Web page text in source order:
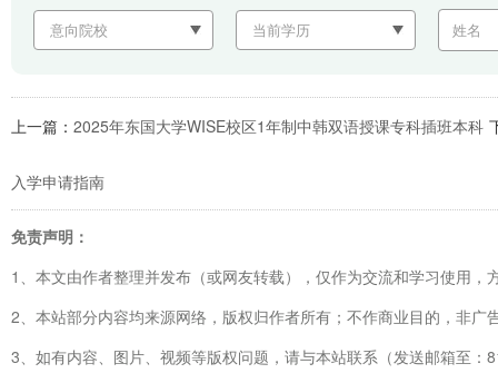
上一篇： 2025年东国大学WISE校区1年制中韩双语授课专科插班本科
入学申请指南
免责声明：
1、本文由作者整理并发布（或网友转载），仅作为交流和学习使用
2、本站部分内容均来源网络，版权归作者所有；不作商业目的，非广
3、如有内容、图片、视频等版权问题，请与本站联系（发送邮箱至